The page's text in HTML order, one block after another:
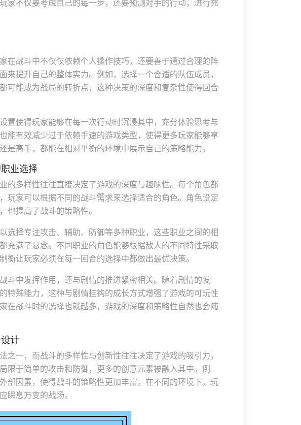
家不仅要考虑自己的每一步，还要预测对手的行动，进行充
在战斗中不仅仅依赖个人操作技巧，还要善于通过合理的阵
来提升自己的整体实力。例如，选择一个合适的队伍成员，
可能成为战局的转折点，这种决策的深度和复杂性使得回合
置使得玩家能够在每一次行动时沉浸其中，充分体验思考与
能有效减少过于依赖手速的游戏类型，使得更多玩家能够享
是高手，都能在相对平衡的环境中展示自己的策略能力。
业选择
的多样性往往直接决定了游戏的深度与趣味性。每个角色都
玩家可以根据不同的战斗需求来选择适合的角色。角色设定
也提高了战斗的策略性。
选择专注攻击、辅助、防御等多种职业，这些职业之间的相
充满了悬念。不同职业的角色能够根据敌人的不同特性采取
衡让玩家必须在每一回合的选择中都做出最优决策。
斗中发挥作用，还与剧情的推进紧密相关。随着剧情的发
特殊能力，这种与剧情挂钩的成长方式增强了游戏的可玩性
在战斗时的选择也就越多，游戏的深度和策略性自然也会随
计
之一，而战斗的多样性与创新性往往决定了游戏的吸引力。
限于简单的攻击和防御，更多的创意元素被融入其中。例
部因素，使得战斗的策略性更加丰富。在不同的环境下，玩
瞬息万变的战场。